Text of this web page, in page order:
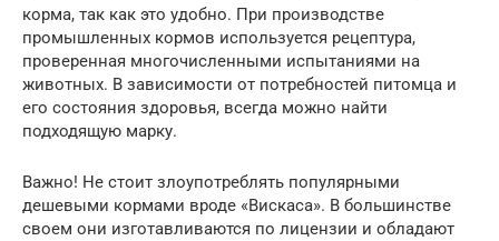
корма, так как это удобно. При производстве
промышленных кормов используется рецептура,
проверенная многочисленными испытаниями на
животных. В зависимости от потребностей питомца и
его состояния здоровья, всегда можно найти
подходящую марку.
Важно! Не стоит злоупотреблять популярными
дешевыми кормами вроде «Вискаса». В большинстве
своем они изготавливаются по лицензии и обладают